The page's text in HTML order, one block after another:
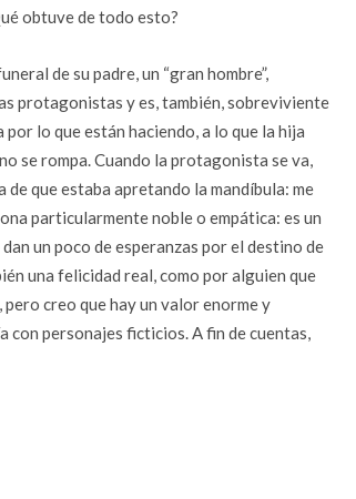
obtuve de todo esto?
de su padre, un “gran hombre”,
protagonistas y es, también, sobreviviente
lo que están haciendo, a lo que la hija
se rompa. Cuando la protagonista se va,
que estaba apretando la mandíbula: me
particularmente noble o empática: es un
un poco de esperanzas por el destino de
una felicidad real, como por alguien que
creo que hay un valor enorme y
con personajes ficticios. A fin de cuentas,